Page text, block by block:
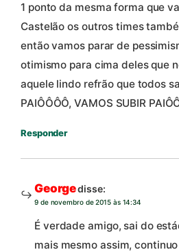
1 ponto da mesma forma que
Castelão os outros times
então vamos parar de
otimismo para cima deles que
aquele lindo refrão que todos
PAIÔÔÔÔ, VAMOS SUBIR
Responder
Georgedisse:
9 de novembro de 2015 às 14:34
É verdade amigo, sai do
mais mesmo assim,